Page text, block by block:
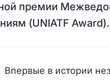
премии
(UNIATF Award).
Впервые в истории